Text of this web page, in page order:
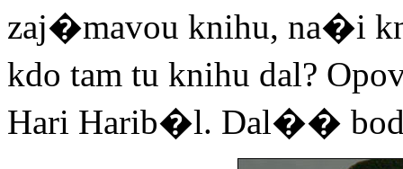
zaj�mavou knihu, na�i
kdo tam tu knihu dal?
Hari Harib�l. Dal��